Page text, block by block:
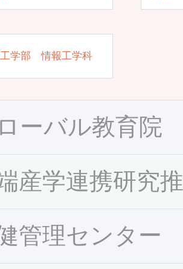
工学部 情報工学科
ーバル教育院
産学連携研究
管理センター